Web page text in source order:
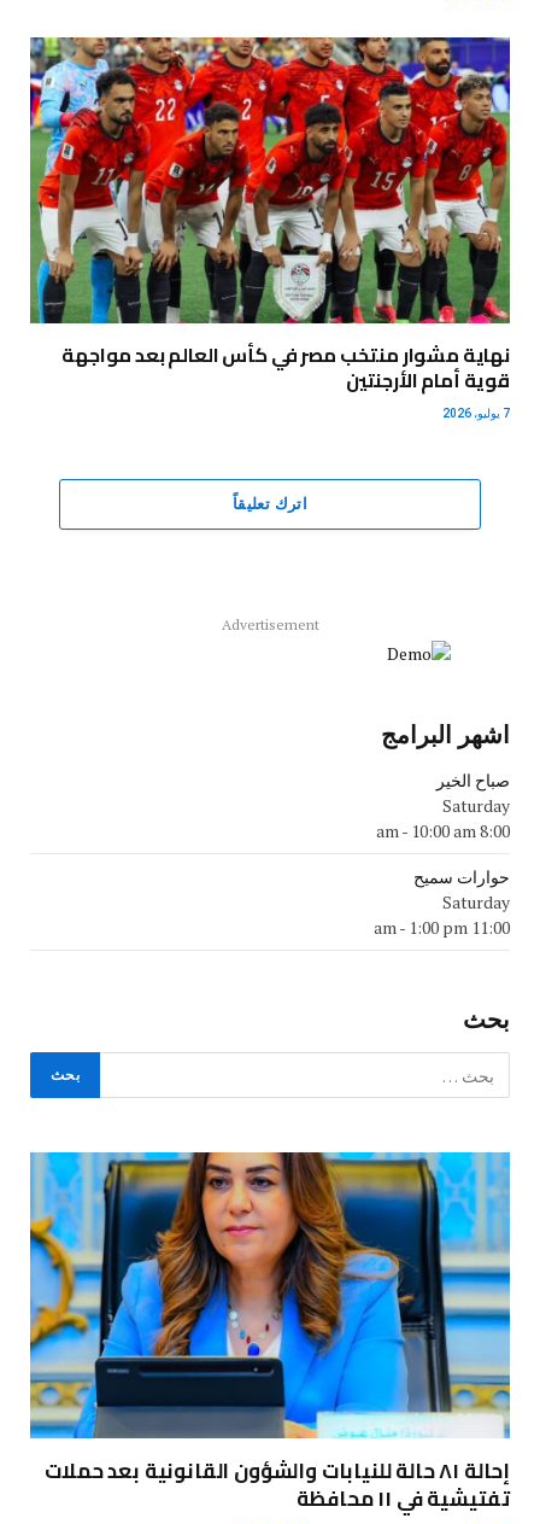
نهاية مشوار منتخب مصر في كأس العالم بعد مواجهة
قوية أمام الأرجنتين
7 يوليو، 2026
اترك تعليقاً
Advertisement
اشهر البرامج
صباح الخير
Saturday
8:00 am
- 10:00 am
حوارات سميح
Saturday
11:00 am
- 1:00 pm
بحث
إحالة ٨١ حالة للنيابات والشؤون القانونية بعد حملات
تفتيشية في ١١ محافظة